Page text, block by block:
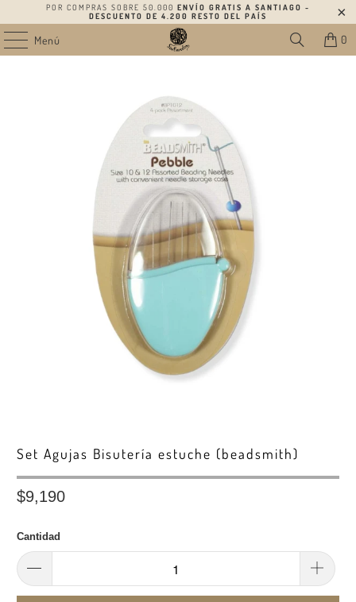
POR COMPRAS SOBRE 50.000 ENVÍO GRATIS A SANTIAGO -
DESCUENTO DE 4.200 RESTO DEL PAÍS
Menú 0
Set Agujas Bisutería estuche (beadsmith)
$9,190
Cantidad